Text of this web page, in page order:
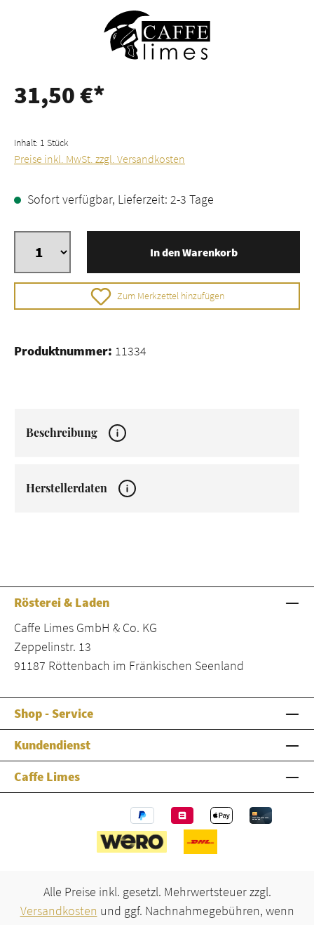
31,50 €*
Inhalt: 1 Stück
Preise inkl. MwSt. zzgl. Versandkosten
Sofort verfügbar, Lieferzeit: 2-3 Tage
In den Warenkorb
Zum Merkzettel hinzufügen
Produktnummer: 11334
Beschreibung
Herstellerdaten
Rösterei & Laden
Caffe Limes GmbH & Co. KG
Zeppelinstr. 13
91187 Röttenbach im Fränkischen Seenland
Shop - Service
Kundendienst
Caffe Limes
Alle Preise inkl. gesetzl. Mehrwertsteuer zzgl.
Versandkosten und ggf. Nachnahmegebühren, wenn